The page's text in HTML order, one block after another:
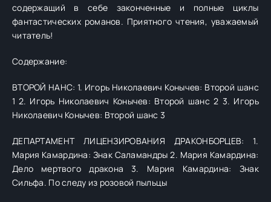
содержащий в себе законченные и полные циклы
фантастических романов. Приятного чтения, уважаемый
читатель!
Содержание:
ВТОРОЙ НАНС: 1. Игорь Николаевич Конычев: Второй шанс
1 2. Игорь Николаевич Конычев: Второй шанс 2 3. Игорь
Николаевич Конычев: Второй шанс 3
ДЕПАРТАМЕНТ ЛИЦЕНЗИРОВАНИЯ ДРАКОНБОРЦЕВ: 1.
Мария Камардина: Знак Саламандры 2. Мария Камардина:
Дело мертвого дракона 3. Мария Камардина: Знак
Сильфа. По следу из розовой пыльцы